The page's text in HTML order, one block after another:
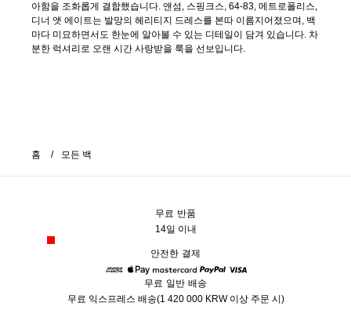
아함을 조화롭게 결합했습니다. 앤섬, 스핑크스, 64-83, 메트로폴리스,
디너 앳 에이트는 발망의 헤리티지 드레스를 본따 이름지어졌으며, 백
마다 미묘하면서도 한눈에 알아볼 수 있는 디테일이 담겨 있습니다. 차
분한 럭셔리로 오랜 시간 사랑받을 룩을 선보입니다.
홈 모든 백
무료 반품
14일 이내
안전한 결제
American Express
Apple PayMastercard
무료 일반 배송
무료 익스프레스 배송(1 420 000 KRW 이상 주문 시)